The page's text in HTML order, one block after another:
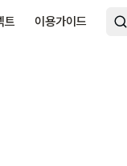
트 이용가이드